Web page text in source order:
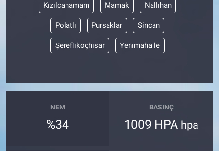
Kızılcahamam Mamak Nallıhan
Polatlı Pursaklar Sincan
Şereflikoçhisar Yenimahalle
NEM
%34
BASINÇ
1009 HPA hpa